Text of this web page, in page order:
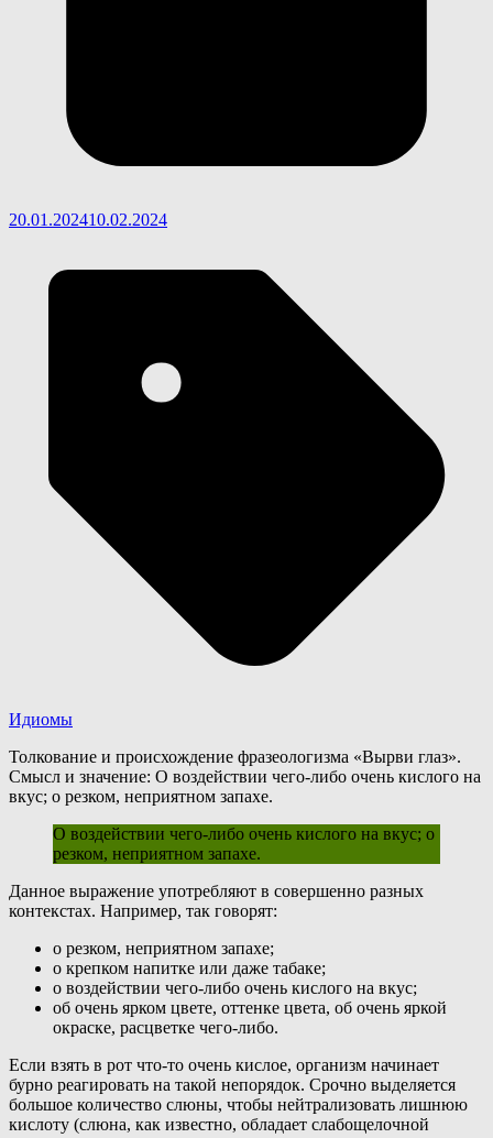
20.01.202410.02.2024
Идиомы
Толкование и происхождение фразеологизма «Вырви глаз».
Смысл и значение: О воздействии чего-либо очень кислого на
вкус; о резком, неприятном запахе.
О воздействии чего-либо очень кислого на вкус; о
резком, неприятном запахе.
Данное выражение употребляют в совершенно разных
контекстах. Например, так говорят:
о резком, неприятном запахе;
о крепком напитке или даже табаке;
о воздействии чего-либо очень кислого на вкус;
об очень ярком цвете, оттенке цвета, об очень яркой
окраске, расцветке чего-либо.
Если взять в рот что-то очень кислое, организм начинает
бурно реагировать на такой непорядок. Срочно выделяется
большое количество слюны, чтобы нейтрализовать лишнюю
кислоту (слюна, как известно, обладает слабощелочной